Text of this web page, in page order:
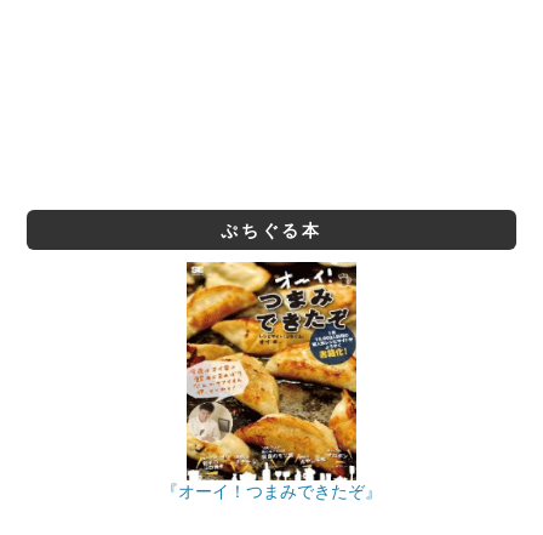
ぷちぐる本
『オーイ！つまみできたぞ』